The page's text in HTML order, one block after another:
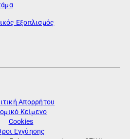
Εξοπλισμός
Απορρήτου
Κείμενο
Cookies
Εγγύησης